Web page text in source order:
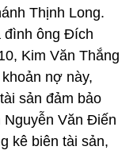
Thịnh Long.
đình ông Đích
Kim Văn Thắng
nợ này,
sản đảm bảo
Văn Điến
kê biên tài sản,